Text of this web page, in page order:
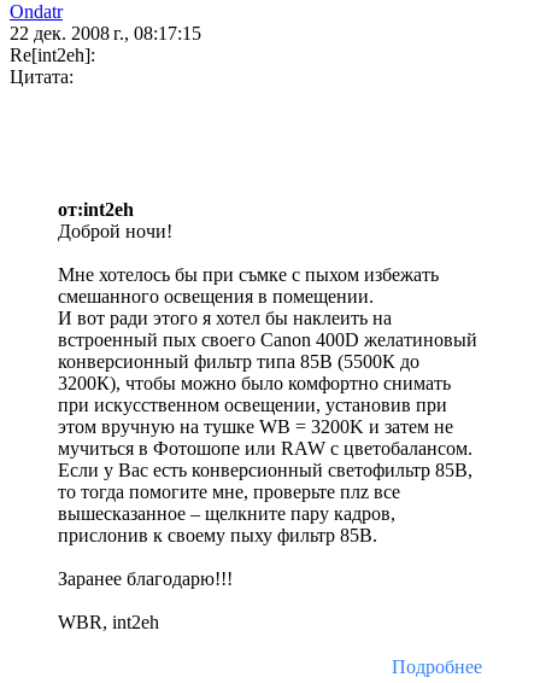
Ondatr
22 дек. 2008 г., 08:17:15
Re[int2eh]:
Цитата:
от:int2eh
Доброй ночи!
Мне хотелось бы при съмке с пыхом избежать
смешанного освещения в помещении.
И вот ради этого я хотел бы наклеить на
встроенный пых своего Canon 400D желатиновый
конверсионный фильтр типа 85B (5500К до
3200К), чтобы можно было комфортно снимать
при искусственном освещении, установив при
этом вручную на тушке WB = 3200K и затем не
мучиться в Фотошопе или RAW с цветобалансом.
Если у Вас есть конверсионный светофильтр 85B,
то тогда помогите мне, проверьте плz все
вышесказанное – щелкните пару кадров,
прислонив к своему пыху фильтр 85B.
Заранее благодарю!!!
WBR, int2eh
Подробнее